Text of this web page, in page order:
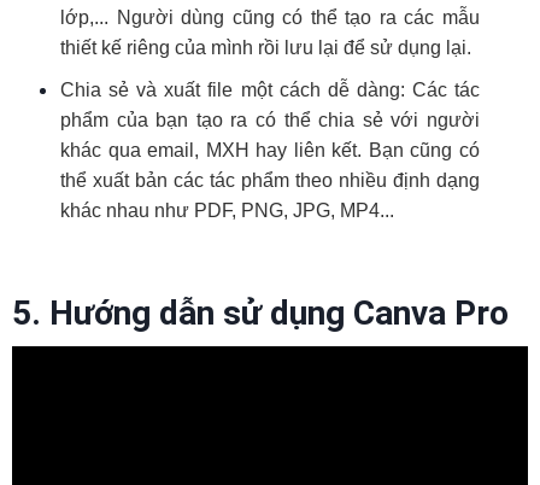
lớp,... Người dùng cũng có thể tạo ra các mẫu
thiết kế riêng của mình rồi lưu lại để sử dụng lại.
Chia sẻ và xuất file một cách dễ dàng: Các tác
phẩm của bạn tạo ra có thể chia sẻ với người
khác qua email, MXH hay liên kết. Bạn cũng có
thể xuất bản các tác phẩm theo nhiều định dạng
khác nhau như PDF, PNG, JPG, MP4...
5. Hướng dẫn sử dụng Canva Pro